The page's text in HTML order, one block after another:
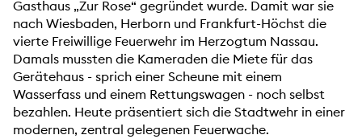
Gasthaus „Zur Rose“ gegründet wurde. Damit war sie
nach Wiesbaden, Herborn und Frankfurt-Höchst die
vierte Freiwillige Feuerwehr im Herzogtum Nassau.
Damals mussten die Kameraden die Miete für das
Gerätehaus - sprich einer Scheune mit einem
Wasserfass und einem Rettungswagen - noch selbst
bezahlen. Heute präsentiert sich die Stadtwehr in einer
modernen, zentral gelegenen Feuerwache.